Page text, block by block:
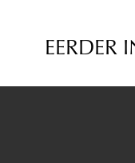
EERDER